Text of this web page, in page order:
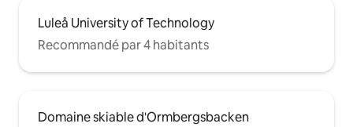
Luleå University of Technology
Recommandé par 4 habitants
Domaine skiable d'Ormbergsbacken